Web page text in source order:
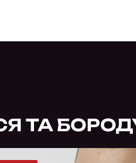
ТА